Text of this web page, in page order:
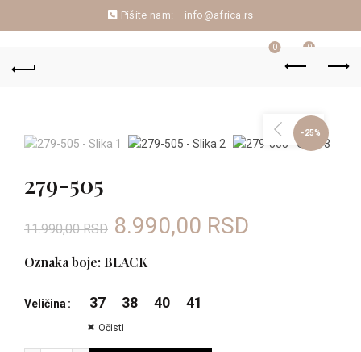
Pišite nam: info@africa.rs
0 0
-25%
279-505
11.990,00RSD Originalna
cena
je
bila:
8.990,00 RSD
Oznaka boje: BLACK
Veličina 37 38 40 41
Očisti